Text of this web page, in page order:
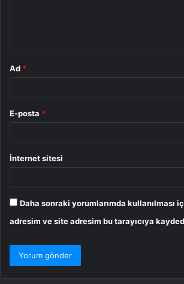
Ad *
E-posta *
İnternet sitesi
Daha sonraki yorumlarımda kullanılması
adresim ve site adresim bu tarayıcıya